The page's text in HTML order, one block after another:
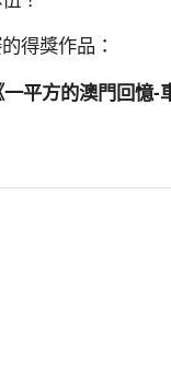
得獎作品：
平方的澳門回憶-